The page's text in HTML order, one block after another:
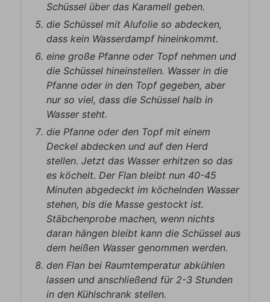
Schüssel über das Karamell geben.
die Schüssel mit Alufolie so abdecken,
dass kein Wasserdampf hineinkommt.
eine große Pfanne oder Topf nehmen und
die Schüssel hineinstellen. Wasser in die
Pfanne oder in den Topf gegeben, aber
nur so viel, dass die Schüssel halb in
Wasser steht.
die Pfanne oder den Topf mit einem
Deckel abdecken und auf den Herd
stellen. Jetzt das Wasser erhitzen so das
es köchelt. Der Flan bleibt nun 40-45
Minuten abgedeckt im köchelnden Wasser
stehen, bis die Masse gestockt ist.
Stäbchenprobe machen, wenn nichts
daran hängen bleibt kann die Schüssel aus
dem heißen Wasser genommen werden.
den Flan bei Raumtemperatur abkühlen
lassen und anschließend für 2-3 Stunden
in den Kühlschrank stellen.